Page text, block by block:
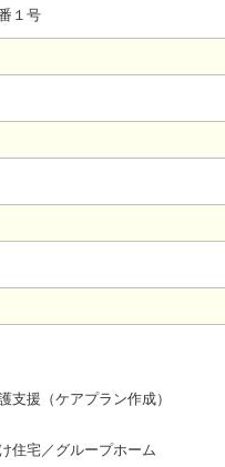
１号
支援（ケアプラン作成）
住宅／グループホーム